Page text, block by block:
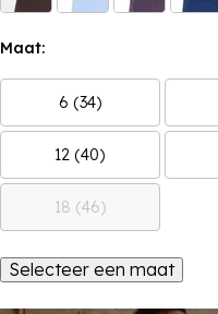
Maat:
6 (34)
12 (40)
18 (46)
Selecteer een maat